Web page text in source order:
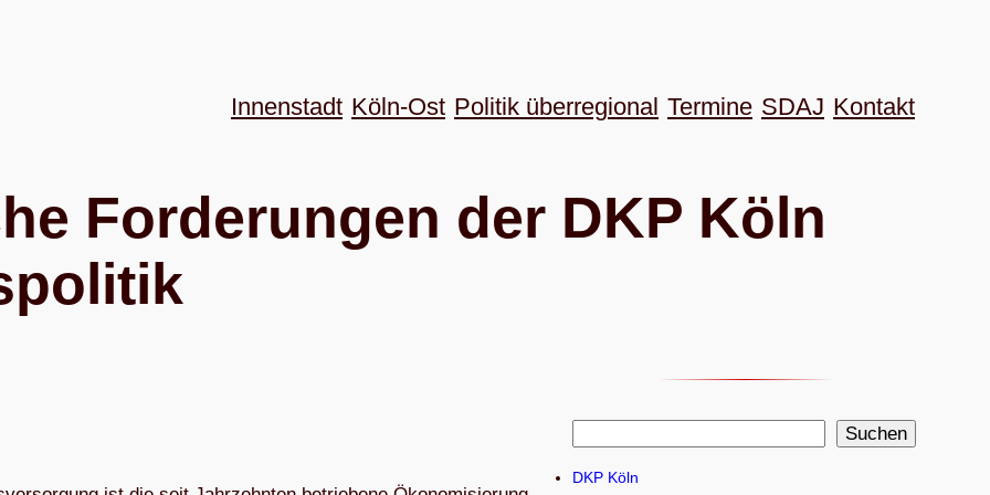
Innenstadt Köln-Ost Politik überregional Termine SDAJ Kon­takt
For­de­run­gen der DKP Köln
Suchen
DKP Köln